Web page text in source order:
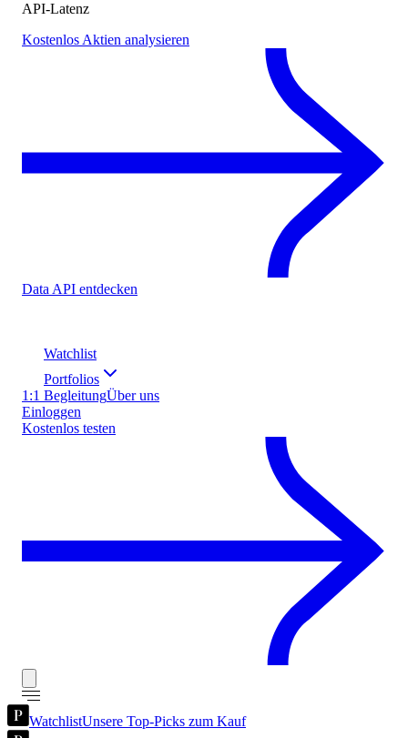
API-Latenz
Kostenlos Aktien analysieren
Data API entdecken
Watchlist
Portfolios
1:1 BegleitungÜber uns
Einloggen
Kostenlos testen
WatchlistUnsere Top-Picks zum Kauf